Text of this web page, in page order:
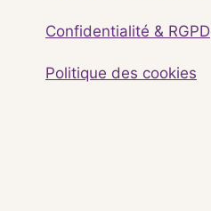
Confidentialité & RGPD
Politique des cookies